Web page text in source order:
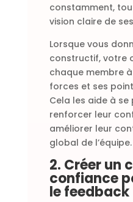
constamment,
vision claire de
Lorsque vous
constructif, votre
chaque membre
forces et ses
Cela les aide à
renforcer leur
améliorer leur
global de l’équipe.
2. Créer un
confiance
le feedback